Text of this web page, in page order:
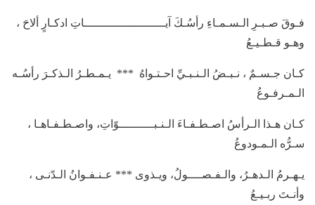
فـوقَ صـبـرِ الـسـمـاءِ رأسُـكَ آيـــــــــــــــــــــــاتِ ادكـارٍ ألاحَ ،
وهـو قـطـيـعُ
كـان جـسـمٌ ، نـبـضُ الـنـبـيِّ احـتـواهُ *** يـمـطـرُ الـذكـرَ رأسُـه
الـمـرفـوعُ
كـان هـذا الـرأسُ اصـطـفـاءَ الـنـبــــــــــوّاتِ، واصـطـفـاهـا ،
سـرُّه الـمـودوعُ
يـهـرمُ الـدهـرُ، والـفـصــــولُ، ويـذوى *** عـنـفـوانُ الـدّنـى ،
وأنـتَ ربـيـعُ